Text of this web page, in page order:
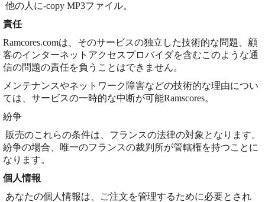
他の人に-copy MP3ファイル。
責任
Ramcores.comは、そのサービスの独立した技術的な問題、顧
客のインターネットアクセスプロバイダを含むこのような通
信の問題の責任を負うことはできません。
メンテナンスやネットワーク障害などの技術的な理由につい
ては、サービスの一時的な中断が可能Ramscores。
紛争
販売のこれらの条件は、フランスの法律の対象となります。
紛争の場合、唯一のフランスの裁判所が管轄権を持つことに
なります。
個人情報
あなたの個人情報は、ご注文を管理するために必要とされ